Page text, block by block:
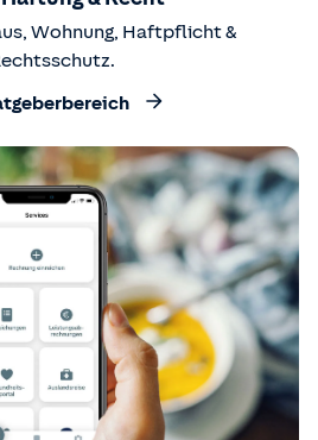
Wohnung, Haftpflicht &